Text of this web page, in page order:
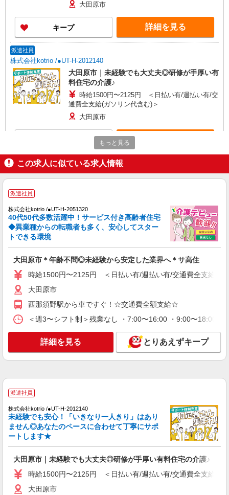
大田原市
キープ 詳細を見る
派遣社員
株式会社kotrio /●UT-H-2012140
大田原市｜未経験でも大丈夫◎研修が手厚い有
料住宅の介護♪
時給1500円〜2125円 ＜日払い有/週払い有/交
通費全支給(ガソリン代含む)＞
大田原市
派遣社員
株式会社kotrio /●UT-H-2051320
時給1500円〜2125円 ＜日払い有/週払い有/交
通費全支給(ガソリン代含む)＞
大田原市
派遣社員
株式会社kotrio /●UT-H-1876081
要！未経験＆無資格OK◎
時給1500円〜2125円 ＜日払い有/週払い有/交
大田原市 【西那須野駅そば】
派遣社員
株式会社kotrio /●UT-H-2066945
大田原市＊グループホームSTAFF＊経験不問
◎日収1.2万円も可
時給1500円〜2125円 ＜日払い有/週払い有/交
大田原市内多数 マイカー通勤OK
キープ 詳細を見る
もっと見る
この求人に似ている求人情報
派遣社員
株式会社kotrio /●UT-H-2051320
40代50代多数活躍中！サービス付き高齢者住宅
◆異業種からの転職者も多く、安心してスター
トできる環境
大田原市＊年齢不問◎未経験から安定した業界へ＊サ高住
時給1500円〜2125円 ＜日払い有/週払い有/交通費全支給(ガ
大田原市
西那須野駅から車ですぐ！☆交通費全額支給☆
＜週3〜シフト制＞残業なし ・7:00〜16:00 ・9:00〜
詳細を見る とりあえずキープ
派遣社員
株式会社kotrio /●UT-H-2012140
未経験でも安心！「いきなり一人きり」はあり
ません◎あなたのペースに合わせて丁寧にサポ
ートします★
大田原市｜未経験でも大丈夫◎研修が手厚い有料住宅の介護♪
時給1500円〜2125円 ＜日払い有/週払い有/交通費全支給(ガ
大田原市